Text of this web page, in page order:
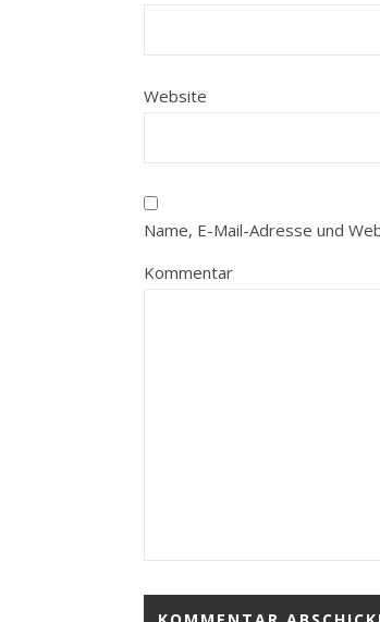
Website
Name, E-Mail-Adresse und
Kommentar